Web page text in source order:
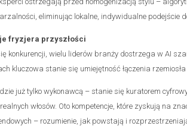
eliminując lokalne, indywidualne podejście
fryzjera przyszłości
konkurencji, wielu liderów branży dostrzega w AI
kluczowa stanie się umiejętność łączenia rzemiosła
już tylko wykonawcą – stanie się kuratorem
włosów. Oto kompetencje, które zyskują na
– rozumienie, jak powstają i